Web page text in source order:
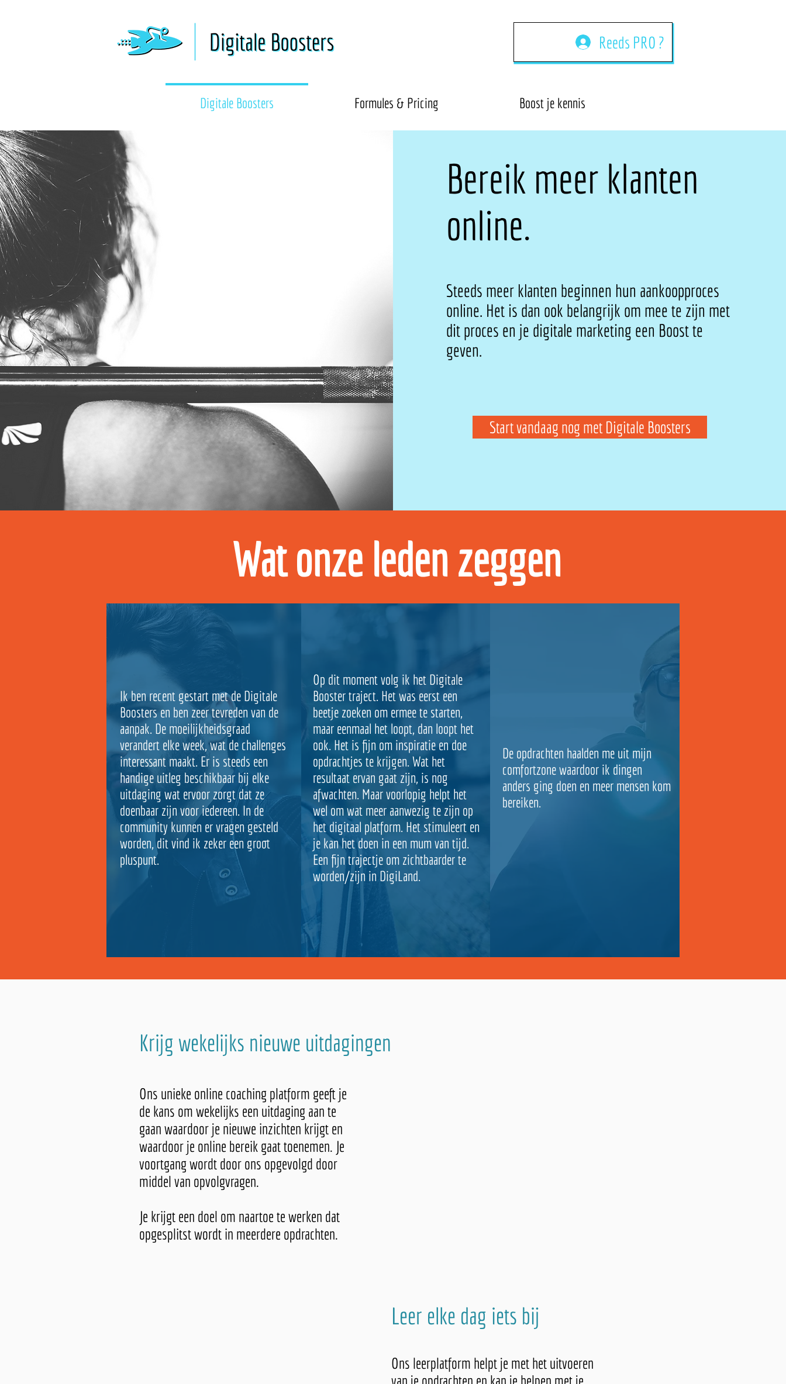
Reeds PRO ?
Digitale Boosters Formules & Pricing Boost je kennis
Bereik meer klanten
online.
Steeds meer klanten beginnen hun aankoopproces
online. Het is dan ook belangrijk om mee te zijn met
dit proces en je digitale marketing een Boost te
geven.
Start vandaag nog met Digitale Boosters
Wat onze leden zeggen
Ik ben recent gestart met de Digitale
Boosters en ben zeer tevreden van de
aanpak. De moeilijkheidsgraad
verandert elke week, wat de challenges
interessant maakt. Er is steeds een
handige uitleg beschikbaar bij elke
uitdaging wat ervoor zorgt dat ze
doenbaar zijn voor iedereen. In de
community kunnen er vragen gesteld
worden, dit vind ik zeker een groot
pluspunt.
Op dit moment volg ik het Digitale
Booster traject. Het was eerst een
beetje zoeken om ermee te starten,
maar eenmaal het loopt, dan loopt het
ook. Het is fijn om inspiratie en doe
opdrachtjes te krijgen. Wat het
resultaat ervan gaat zijn, is nog
afwachten. Maar voorlopig helpt het
wel om wat meer aanwezig te zijn op
het digitaal platform. Het stimuleert en
je kan het doen in een mum van tijd.
Een fijn trajectje om zichtbaarder te
worden/zijn in DigiLand.
De opdrachten haalden me uit mijn
comfortzone waardoor ik dingen
anders ging doen en meer mensen kom
bereiken.
Krijg wekelijks nieuwe uitdagingen
Ons unieke online coaching platform geeft je
de kans om wekelijks een uitdaging aan te
gaan waardoor je nieuwe inzichten krijgt en
waardoor je online bereik gaat toenemen. Je
voortgang wordt door ons opgevolgd door
middel van opvolgvragen.
Je krijgt een doel om naartoe te werken dat
opgesplitst wordt in meerdere opdrachten.
Leer elke dag iets bij
Ons leerplatform helpt je met het uitvoeren
van je opdrachten en kan je helpen met je